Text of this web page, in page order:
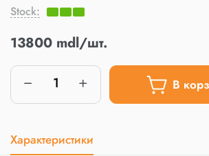
Stock:
13800 mdl/шт.
В
Характеристики